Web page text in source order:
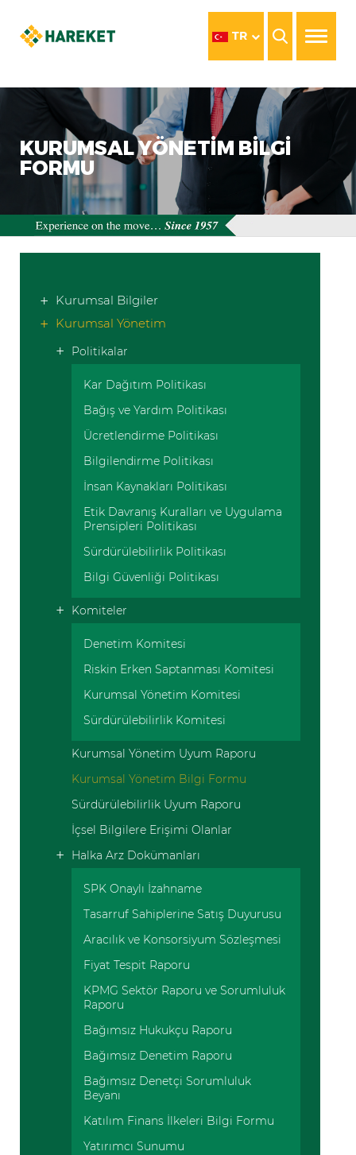
TR
KURUMSAL YÖNETIM BILGI
FORMU
Kurumsal Bilgiler
Kurumsal Yönetim
Politikalar
Kar Dağıtım Politikası
Bağış ve Yardım Politikası
Ücretlendirme Politikası
Bilgilendirme Politikası
İnsan Kaynakları Politikası
Etik Davranış Kuralları ve Uygulama
Prensipleri Politikası
Sürdürülebilirlik Politikası
Bilgi Güvenliği Politikası
Komiteler
Denetim Komitesi
Riskin Erken Saptanması Komitesi
Kurumsal Yönetim Komitesi
Sürdürülebilirlik Komitesi
Kurumsal Yönetim Uyum Raporu
Kurumsal Yönetim Bilgi Formu
Sürdürülebilirlik Uyum Raporu
İçsel Bilgilere Erişimi Olanlar
Halka Arz Dokümanları
SPK Onaylı İzahname
Tasarruf Sahiplerine Satış Duyurusu
Aracılık ve Konsorsiyum Sözleşmesi
Fiyat Tespit Raporu
KPMG Sektör Raporu ve Sorumluluk
Raporu
Bağımsız Hukukçu Raporu
Bağımsız Denetim Raporu
Bağımsız Denetçi Sorumluluk
Beyanı
Katılım Finans İlkeleri Bilgi Formu
Yatırımcı Sunumu